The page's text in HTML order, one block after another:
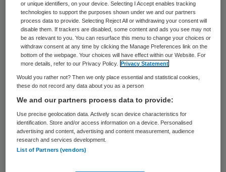
verscherpt toezicht op Centraalzorg Vallei
& Heuvelrug, locatie Plus Wonen in Leusden
opgeheven. De organisatie heeft stappen
gezet om het conflict tussen het bestuur
van Centraal zorg en wooncomplex Plus
Wonen te beëindigen. Ook zijn de
zorgdossiers op orde gebracht,
concludeert de inspectie.
Op 31 juli 2013 stelde de IGZ de instelling
voor drie maanden onder verscherpt
toezicht. De inspectie had tijdens een
or unique identifiers, on your device. Selecting I Accept enables tracking
technologies to support the purposes shown under we and our partners
process data to provide. Selecting Reject All or withdrawing your consent will
disable them. If trackers are disabled, some content and ads you see may not
be as relevant to you. You can resurface this menu to change your choices or
withdraw consent at any time by clicking the Manage Preferences link on the
bottom of the webpage. Your choices will have effect within our Website. For
more details, refer to our Privacy Policy.
Privacy Statement
Would you rather not? Then we only place essential and statistical cookies,
these do not record any data about you as a person
We and our partners process data to provide:
Use precise geolocation data. Actively scan device characteristics for
identification. Store and/or access information on a device. Personalised
advertising and content, advertising and content measurement, audience
research and services development.
List of Partners (vendors)